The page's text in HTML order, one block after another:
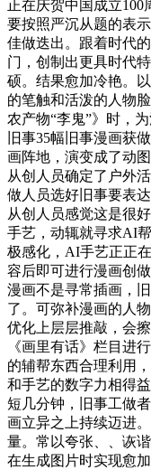
正在庆贺中国成立
要按照严沉从题的表
佳做迭出。跟着时代
门，创制出更具时代
硕。结果愈加冷艳。
的笔触和活泼的人物
农产物“李鬼”》时，
旧事35幅旧事漫画获
画阵地，演变成了动
从创人员确定了户外
做人员选好旧事要表
从创人员感觉这是很
手艺，动辄就寻求AI
极感化，AI手艺正正
容后即可进行漫画创
漫画不是寻常插画，
了。可弥补漫画的人
优化上层层推敲，会
《画里有话》栏目进
的辅帮东西合理利用
和手艺的数字力相得
短几分钟，旧事工做
画立异之上持续迈进
量。常以夸张、、诙
在生成图片时实现愈